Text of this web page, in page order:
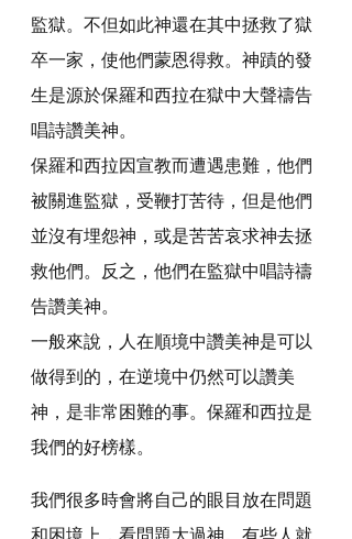
監獄。不但如此神還在其中拯救了獄
卒一家，使他們蒙恩得救。神蹟的發
生是源於保羅和西拉在獄中大聲禱告
唱詩讚美神。
保羅和西拉因宣教而遭遇患難，他們
被關進監獄，受鞭打苦待，但是他們
並沒有埋怨神，或是苦苦哀求神去拯
救他們。反之，他們在監獄中唱詩禱
告讚美神。
一般來說，人在順境中讚美神是可以
做得到的，在逆境中仍然可以讚美
神，是非常困難的事。保羅和西拉是
我們的好榜樣。
我們很多時會將自己的眼目放在問題
和困境上，看問題大過神。有些人就